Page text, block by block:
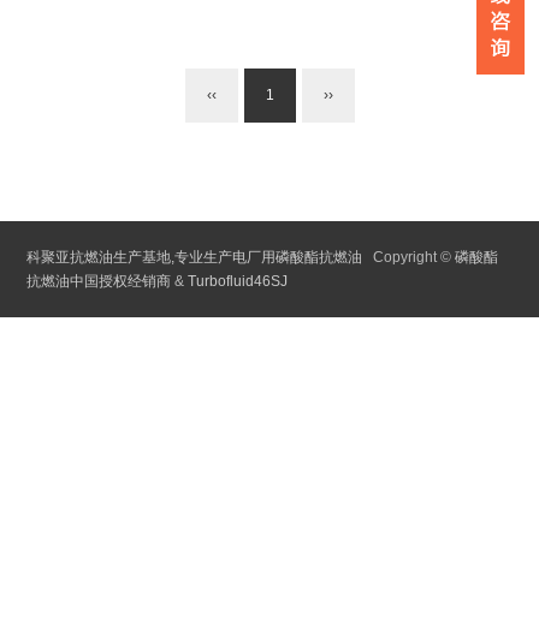
‹‹ 1 ››
科聚亚抗燃油生产基地,专业生产电厂用磷酸酯抗燃油 Copyright ©磷酸酯
抗燃油中国授权经销商 &Turbofluid46SJ